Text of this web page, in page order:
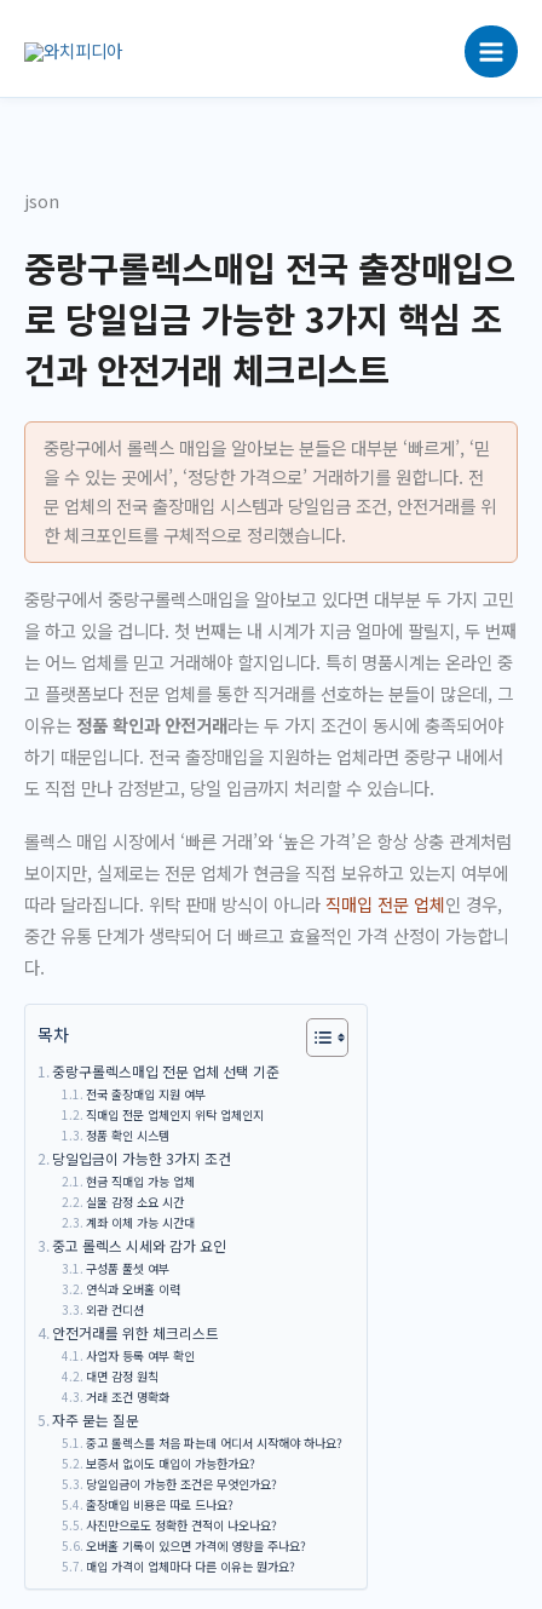
로
json
중랑구롤렉스매입 전국 출장매입으
로 당일입금 가능한 3가지 핵심 조
건과 안전거래 체크리스트
중랑구에서 롤렉스 매입을 알아보는 분들은 대부분 ‘빠르게’, ‘믿
을 수 있는 곳에서’, ‘정당한 가격으로’ 거래하기를 원합니다. 전
문 업체의 전국 출장매입 시스템과 당일입금 조건, 안전거래를 위
한 체크포인트를 구체적으로 정리했습니다.
중랑구에서 중랑구롤렉스매입을 알아보고 있다면 대부분 두 가지 고민
을 하고 있을 겁니다. 첫 번째는 내 시계가 지금 얼마에 팔릴지, 두 번째
는 어느 업체를 믿고 거래해야 할지입니다. 특히 명품시계는 온라인 중
고 플랫폼보다 전문 업체를 통한 직거래를 선호하는 분들이 많은데, 그
이유는정품 확인과 안전거래라는 두 가지 조건이 동시에 충족되어야
하기 때문입니다. 전국 출장매입을 지원하는 업체라면 중랑구 내에서
도 직접 만나 감정받고, 당일 입금까지 처리할 수 있습니다.
롤렉스 매입 시장에서 ‘빠른 거래’와 ‘높은 가격’은 항상 상충 관계처럼
보이지만, 실제로는 전문 업체가 현금을 직접 보유하고 있는지 여부에
따라 달라집니다. 위탁 판매 방식이 아니라직매입 전문 업체인 경우,
중간 유통 단계가 생략되어 더 빠르고 효율적인 가격 산정이 가능합니
다.
목차
중랑구롤렉스매입 전문 업체 선택 기준
전국 출장매입 지원 여부
직매입 전문 업체인지 위탁 업체인지
정품 확인 시스템
당일입금이 가능한 3가지 조건
현금 직매입 가능 업체
실물 감정 소요 시간
계좌 이체 가능 시간대
중고 롤렉스 시세와 감가 요인
구성품 풀셋 여부
연식과 오버홀 이력
외관 컨디션
안전거래를 위한 체크리스트
사업자 등록 여부 확인
대면 감정 원칙
거래 조건 명확화
자주 묻는 질문
중고 롤렉스를 처음 파는데 어디서 시작해야 하나요?
보증서 없이도 매입이 가능한가요?
당일입금이 가능한 조건은 무엇인가요?
출장매입 비용은 따로 드나요?
사진만으로도 정확한 견적이 나오나요?
오버홀 기록이 있으면 가격에 영향을 주나요?
매입 가격이 업체마다 다른 이유는 뭔가요?